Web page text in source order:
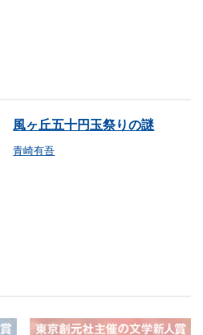
風ヶ丘五十円玉祭りの謎
青崎有吾